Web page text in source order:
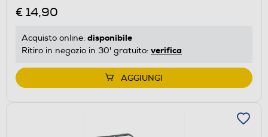
€ 14,90
Acquisto online: disponibile
Ritiro in negozio in 30' gratuito: verifica
AGGIUNGI